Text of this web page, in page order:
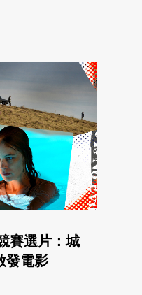
賽選片：城
發電影